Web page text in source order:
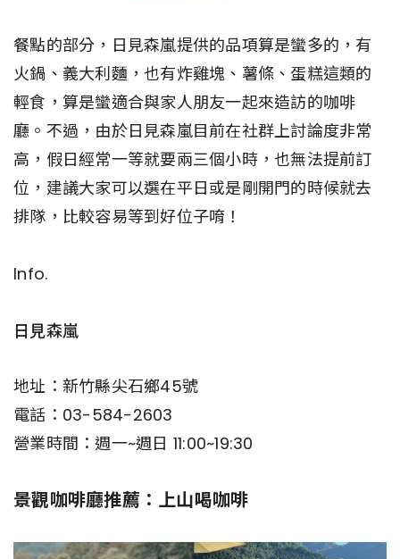
餐點的部分，日見森嵐提供的品項算是蠻多的，有
火鍋、義大利麵，也有炸雞塊、薯條、蛋糕這類的
輕食，算是蠻適合與家人朋友一起來造訪的咖啡
廳。不過，由於日見森嵐目前在社群上討論度非常
高，假日經常一等就要兩三個小時，也無法提前訂
位，建議大家可以選在平日或是剛開門的時候就去
排隊，比較容易等到好位子唷！
Info.
日見森嵐
地址：新竹縣尖石鄉45號
電話：03-584-2603
營業時間：週一~週日 11:00~19:30
景觀咖啡廳推薦：上山喝咖啡